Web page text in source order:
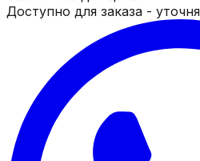
Доступно для заказа -